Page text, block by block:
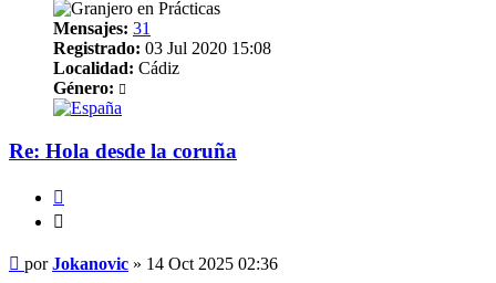
Mensajes: 31
Registrado: 03 Jul 2020 15:08
Localidad: Cádiz
Género:
Re: Hola desde la coruña
Mensaje
porJokanovic » 14 Oct 2025 02:36